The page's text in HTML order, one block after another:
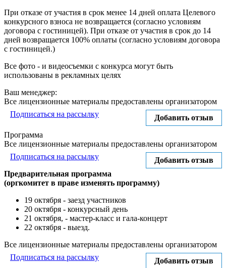
При отказе от участия в срок менее 14 дней оплата Целевого
конкурсного взноса не возвращается (согласно условиям
договора с гостиницей). При отказе от участия в срок до 14
дней возвращается 100% оплаты (согласно условиям договора
с гостиницей.)
Все фото - и видеосъемки с конкурса могут быть
использованы в рекламных целях
Ваш менеджер:
Все лицензионные материалы предоставлены организатором
Добавить отзыв
Подписаться на рассылку
Программа
Все лицензионные материалы предоставлены организатором
Добавить отзыв
Подписаться на рассылку
Предварительная программа
(оргкомитет в праве изменять программу)
19 октября - заезд участников
20 октября - конкурсный день
21 октября, - мастер-класс и гала-концерт
22 октября - выезд.
Все лицензионные материалы предоставлены организатором
Добавить отзыв
Подписаться на рассылку